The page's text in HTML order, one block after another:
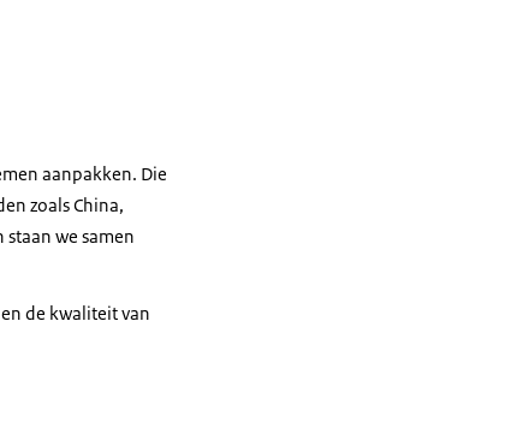
aanpakken. Die
zoals China,
we samen
de kwaliteit van